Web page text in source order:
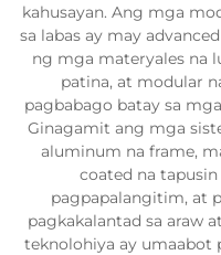
kahusayan. Ang mga
sa labas ay may
ng mga materyales na
patina, at modular
pagbabago batay sa
Ginagamit ang mga
aluminum na frame,
coated na
pagpapalangitim, at
pagkakalantad sa araw
teknolohiya ay umaabot